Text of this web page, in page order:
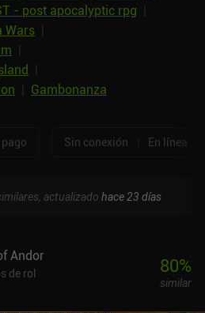
- post apocalyptic rpg
Wars
Gambonanza
pago Sin conexión En línea
actualizado hace 23 días
Andor
de rol
80%
similar